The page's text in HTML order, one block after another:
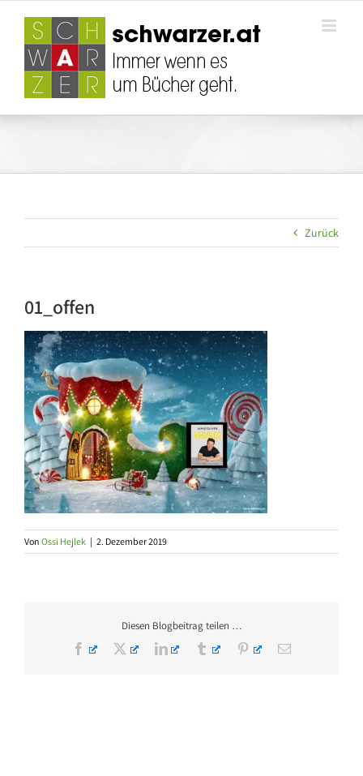
springen
Zurück
01_offen
Von Ossi Hejlek | 2. Dezember 2019
Diesen Blogbeitrag teilen …
Facebook
X LinkedInTumblr PinterestE-